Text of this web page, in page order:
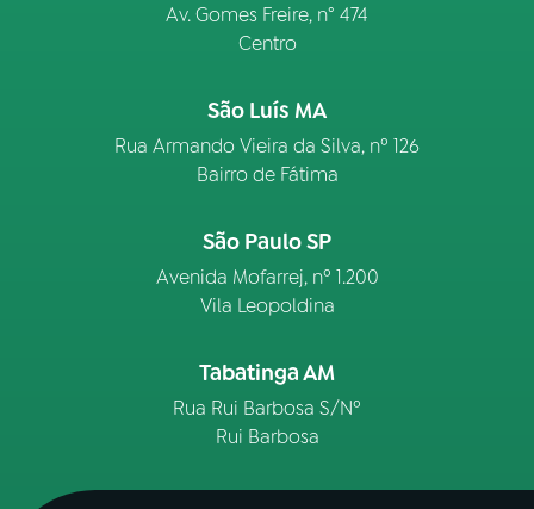
Av. Gomes Freire, n° 474
Centro
São Luís MA
Rua Armando Vieira da Silva, nº 126
Bairro de Fátima
São Paulo SP
Avenida Mofarrej, nº 1.200
Vila Leopoldina
Tabatinga AM
Rua Rui Barbosa S/Nº
Rui Barbosa